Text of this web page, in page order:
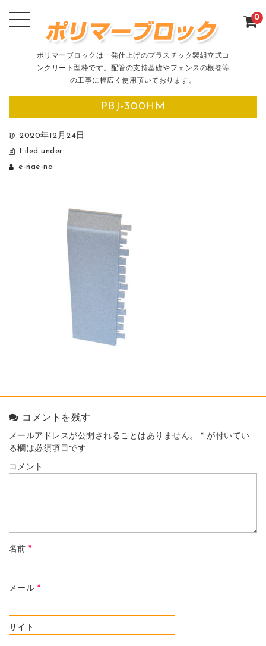
ポリマーブロックは一発仕上げのプラスチック製組立式コ
ンクリート型枠です。配管の支持基礎やフェンスの根巻等
の工事に幅広く使用頂いております。
0
PBJ-300HM
2020年12月24日
Filed under:
e-nae-na
コメントを残す
メールアドレスが公開されることはありません。 * が付いてい
る欄は必須項目です
コメント
名前*
メール *
サイト